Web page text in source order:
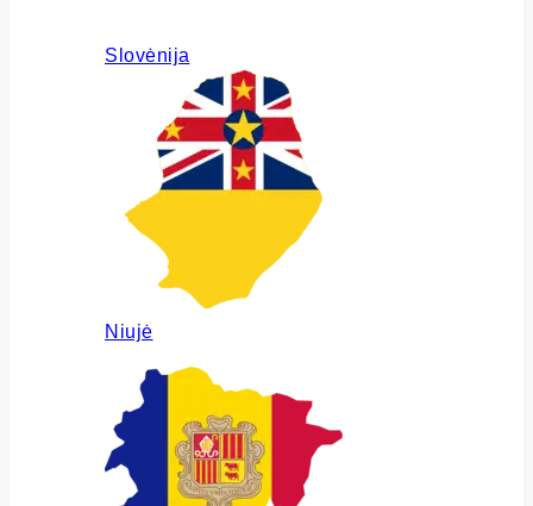
Slovėnija
Niujė